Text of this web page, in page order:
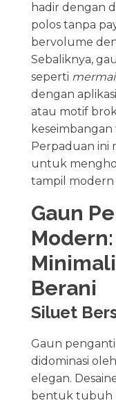
hadir dengan
polos tanpa
bervolume
Sebaliknya,
seperti
dengan
atau motif
Perpaduan ini
untuk
tampil modern
Gaun
Berani
Siluet
Gaun
didominasi
elegan.
bentuk tubuh